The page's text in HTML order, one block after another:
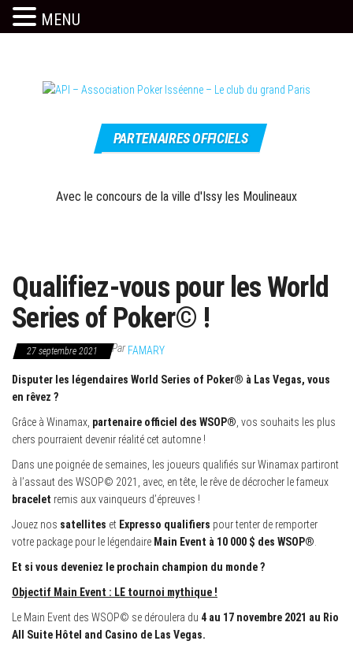
API –
Association
Isséenne –
officiel
PARTENAIRES OFFICIELS
Avec le concours de la ville d'Issy les Moulineaux
Qualifiez-vous pour les World
Series of Poker© !
27 septembre 2021 ParFAMARY
Disputer les légendaires World Series of Poker® à Las Vegas, vous
en rêvez ?
Grâce à Winamax, partenaire officiel des WSOP® , vos souhaits les plus
chers pourraient devenir réalité cet automne !
Dans une poignée de semaines, les joueurs qualifiés sur Winamax partiront
à l’assaut des WSOP© 2021, avec, en tête, le rêve de décrocher le fameux
bracelet remis aux vainqueurs d’épreuves !
Jouez nos satellites et Expresso qualifiers pour tenter de remporter
votre package pour le légendaire Main Event à 10 000 $ des WSOP®
Et si vous deveniez le prochain champion du monde ?
Objectif Main Event : LE tournoi mythique !
Le Main Event des WSOP© se déroulera du 4 au 17 novembre 2021 au Rio
All Suite Hôtel and Casino de Las Vegas.
MENU